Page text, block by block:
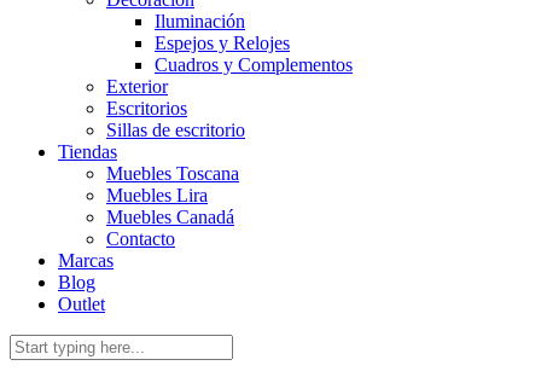
Iluminación
Espejos y Relojes
Cuadros y Complementos
Exterior
Escritorios
Sillas de escritorio
Tiendas
Muebles Toscana
Muebles Lira
Muebles Canadá
Contacto
Marcas
Blog
Outlet